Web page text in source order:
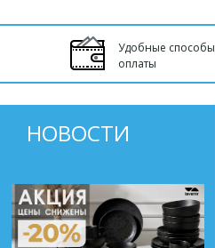
Удобные способы
оплаты
НОВОСТИ